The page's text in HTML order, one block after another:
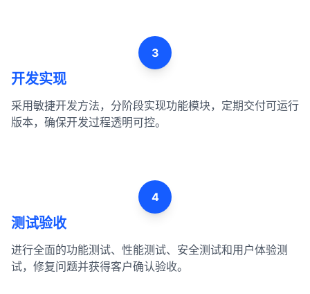
开发实现
采用敏捷开发方法，分阶段实现功能模块，定期交付可运行
版本，确保开发过程透明可控。
3
4
测试验收
进行全面的功能测试、性能测试、安全测试和用户体验测
试，修复问题并获得客户确认验收。